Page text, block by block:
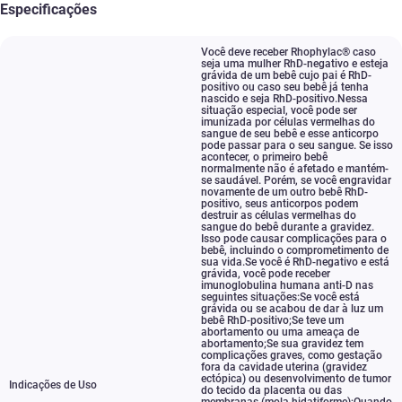
Especificações
Indicações de Uso
Você deve receber Rhophylac® caso
seja uma mulher RhD-negativo e esteja
grávida de um bebê cujo pai é RhD-
positivo ou caso seu bebê já tenha
nascido e seja RhD-positivo.Nessa
situação especial , você pode ser
imunizada por células vermelhas do
sangue de seu bebê e esse anticorpo
pode passar para o seu sangue. Se isso
acontecer, o primeiro bebê
normalmente não é afetado e mantém-
se saudável. Porém, se você engravidar
novamente de um outro bebê RhD-
positivo, seus anticorpos podem
destruir as células vermelhas do
sangue do bebê durante a gravidez.
Isso pode causar complicações para o
bebê, incluindo o comprometimento de
sua vida.Se você é RhD-negativo e está
grávida, você pode receber
imunoglobulina humana anti-D nas
seguintes situações:Se você está
grávida ou se acabou de dar à luz um
bebê RhD-positivo;Se teve um
abortamento ou uma ameaça de
abortamento;Se sua gravidez tem
complicações graves, como gestação
fora da cavidade uterina (gravidez
ectópica) ou desenvolvimento de tumor
do tecido da placenta ou das